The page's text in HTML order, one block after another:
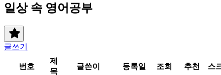
일상 속 영어공부
글쓰기
번호
제
목
글쓴이 등록일 조회 추천 스